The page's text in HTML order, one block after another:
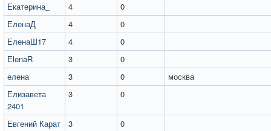
Екатерина_
4
0
ЕленаД
4
0
ЕленаШ17
4
0
ElenaR
3
0
елена
3 0
москва
Елизавета
2401
3 0
Евгений Карат 3
0